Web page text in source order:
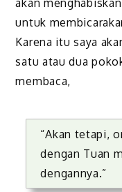
akan
untuk
Karena itu saya
satu atau dua
membaca,
“Akan tetapi,
dengan Tuan
dengannya.”